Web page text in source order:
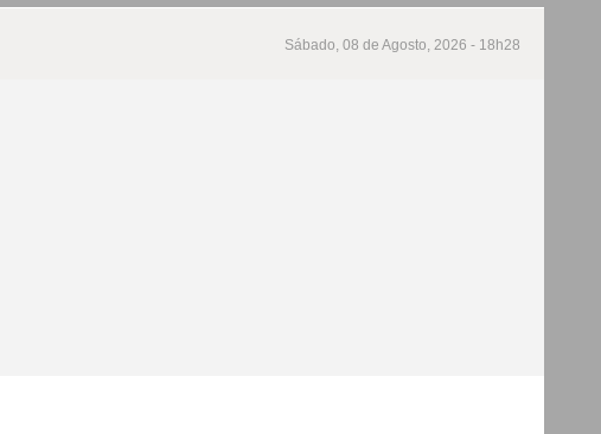
Sábado, 08 de Agosto, 2026 - 18h28